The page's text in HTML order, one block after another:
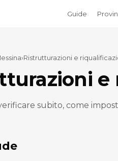
Guide
›Ristrutturazioni e
e
subito, come